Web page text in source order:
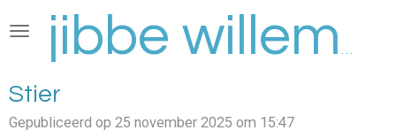
direct
de
hoofdinhoud
Stier
Gepubliceerd op 25 november 2025 om 15:47